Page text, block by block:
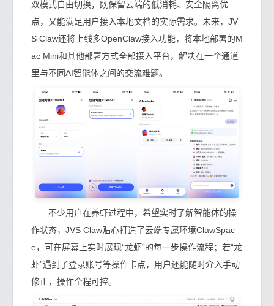
双模式自由切换，既保留云端的低消耗、安全隔离优
点，又能满足用户接入本地文档的实际需求。未来，JV
S Claw还将上线多OpenClaw接入功能，将本地部署的M
ac Mini和其他部署方式全部接入平台，解决在一个通道
里与不同AI智能体之间的交流难题。
不少用户在养虾过程中，希望实时了解智能体的操
作状态，JVS Claw贴心打造了云端专属环境ClawSpac
e，可在屏幕上实时展现“龙虾”的每一步操作流程；若“龙
虾”遇到了登录账号等操作卡点，用户还能随时介入手动
修正，操作全程可控。